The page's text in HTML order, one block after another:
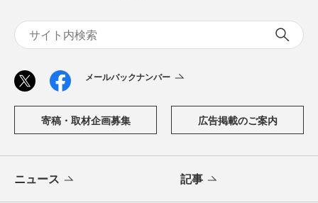
メールバックナンバー
寄稿・取材企画募集 広告掲載のご案内
ニュース 記事